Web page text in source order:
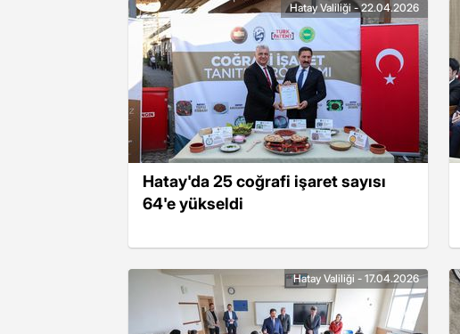
Hatay'da 25 coğrafi işaret sayısı
64'e yükseldi
Hatay Valiliği - 22.04.2026
Hatay Valiliği - 17.04.2026